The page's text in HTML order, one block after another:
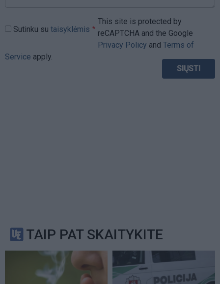
Sutinku su taisyklėmis
This site is protected by
reCAPTCHA and the Google
Privacy Policy and Terms of
Service apply.
TAIP PAT SKAITYKITE